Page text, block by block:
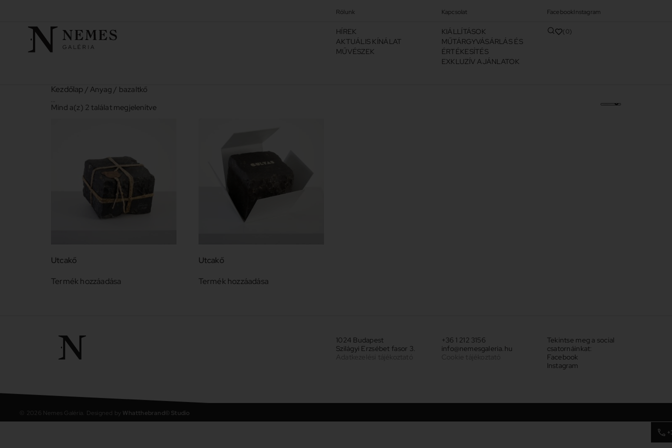
Rólunk Kapcsolat FacebookInstagram
HÍREK
AKTUÁLIS KÍNÁLAT
MŰVÉSZEK
KIÁLLÍTÁSOK
MŰTÁRGYVÁSÁRLÁS ÉS
ÉRTÉKESÍTÉS
EXKLUZÍV AJÁNLATOK
0
Kezdőlap / Anyag / bazaltkő
Mind a(z) 2 találat megjelenítve
Utcakő
Termék hozzáadása
Utcakő
Termék hozzáadása
1024 Budapest
Szilágyi Erzsébet fasor 3.
+36 1 212 3156
info@nemesgaleria.hu
Tekintse meg a social
csatornáinkat:
Facebook
Instagram
2026 Nemes Galéria. Designed by Whatthebrand© Studio